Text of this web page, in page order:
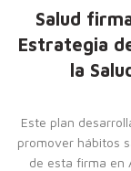
Salud
Estrategia
la
Este plan
promover hábitos
de esta firma en